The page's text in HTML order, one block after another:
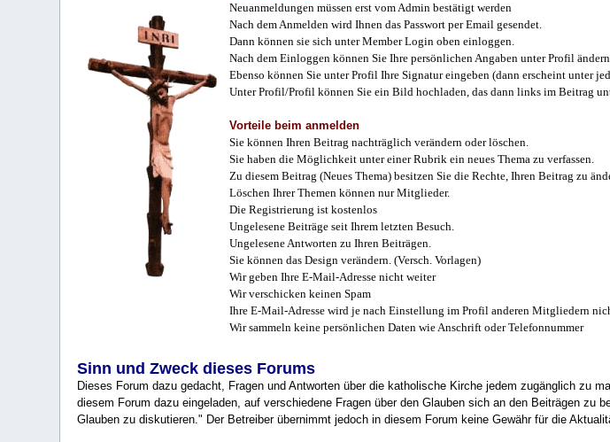
Neuanmeldungen müssen erst vom Admin bestätigt werden
Nach dem Anmelden wird Ihnen das Passwort per Email gesendet.
Dann können sie sich unter Member Login oben einloggen.
Nach dem Einloggen können Sie Ihre persönlichen Angaben unter Profil
Ebenso können Sie unter Profil Ihre Signatur eingeben (dann erscheint unter
Unter Profil/Profil können Sie ein Bild hochladen, das dann links im Beitrag
Vorteile beim anmelden
Sie können Ihren Beitrag nachträglich verändern oder löschen.
Sie haben die Möglichkeit unter einer Rubrik ein neues Thema zu verfassen.
Zu diesem Beitrag (Neues Thema) besitzen Sie die Rechte, Ihren Beitrag zu
Löschen Ihrer Themen können nur Mitglieder.
Die Registrierung ist kostenlos
Ungelesene Beiträge seit Ihrem letzten Besuch.
Ungelesene Antworten zu Ihren Beiträgen.
Sie können das Design verändern. (Versch. Vorlagen)
Wir geben Ihre E-Mail-Adresse nicht weiter
Wir verschicken keinen Spam
Ihre E-Mail-Adresse wird je nach Einstellung im Profil anderen Mitgliedern
Wir sammeln keine persönlichen Daten wie Anschrift oder Telefonnummer
Sinn und Zweck dieses Forums
Dieses Forum dazu gedacht, Fragen und Antworten über die katholische Kirche jedem zugänglich zu
diesem Forum dazu eingeladen, auf verschiedene Fragen über den Glauben sich an den Beiträgen
Glauben zu diskutieren." Der Betreiber übernimmt jedoch in diesem Forum keine Gewähr für die